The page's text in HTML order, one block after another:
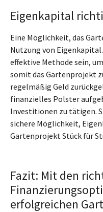
Eigenkapital
Eine Möglichkeit, das
Nutzung von
effektive Methode sein,
somit das Gartenprojekt
regelmäßig Geld
finanzielles Polster
Investitionen zu tätigen.
sichere Möglichkeit,
Gartenprojekt Stück für
Fazit: Mit den
erfolgreichen